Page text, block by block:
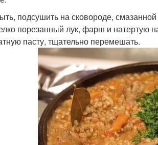
подсушить на сковороде,
порезанный лук, фарш и натертую
пасту, тщательно перемешать.